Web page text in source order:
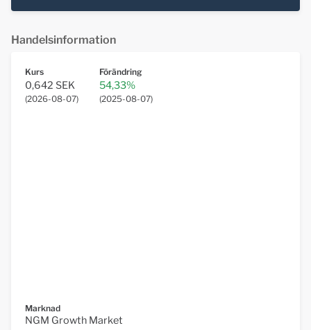
Handelsinformation
Kurs
0,642 SEK
(2026-08-07)
Förändring
54,33%
(2025-08-07)
Marknad
NGM Growth Market